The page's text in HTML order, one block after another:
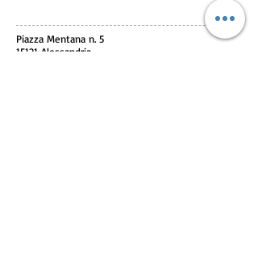
Piazza Mentana n. 5
15121 Alessandria